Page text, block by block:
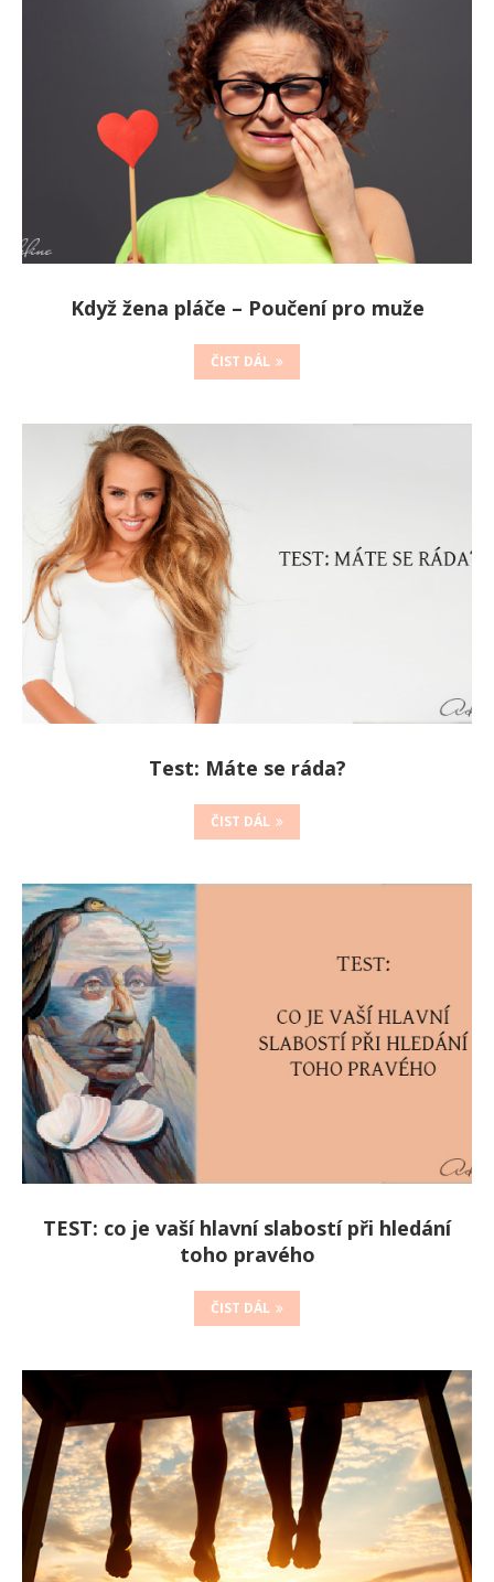
Když žena pláče – Poučení pro muže
ČIST DÁL
Test: Máte se ráda?
ČIST DÁL
ТЕST: co je vaší hlavní slabostí při hledání
toho pravého
ČIST DÁL